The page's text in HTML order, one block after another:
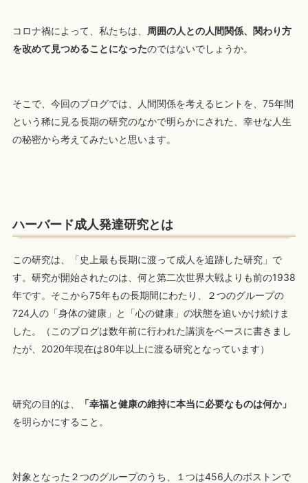
コロナ禍によって、私たちは、 周囲の人との人間関係、関わり方
を改めて見つめることになったのではないでしょうか。
そこで、今回のブログでは、人間関係を考えるヒントを、75年間
という稀に見る長期の研究のなかで明らかにされた、幸せな人生
の秘密から考えてみたいと思います。
ハーバード成人発達研究とは
この研究は、「史上最も長期に渡って成人を追跡した研究」で
す。研究が開始されたのは、何と第二次世界大戦よりも前の1938
年です。そこから75年もの長期間にわたり、２つのグループの
724人の「身体の健康」と「心の健康」の状態を追いかけ続けま
した。（このブログは数年前に行われた講演をベースに書きまし
たが、2020年現在は80年以上に渡る研究となっています）
研究の目的は、
「幸福と健康の維持に本当に必要なものは何か」
を明らかにすること。
対象となった２つのグループのうち、１つは456人のボストンで